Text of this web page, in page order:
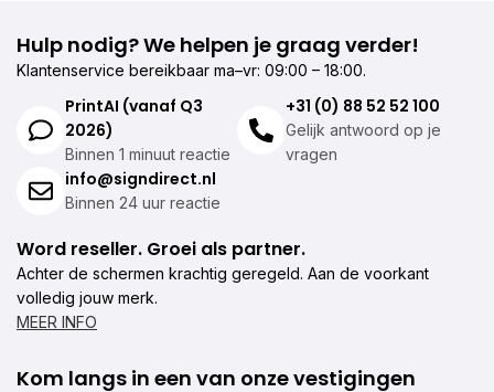
Hulp nodig? We helpen je graag verder!
Klantenservice bereikbaar ma–vr: 09:00 – 18:00.
PrintAI (vanaf Q3
2026)
Binnen 1 minuut reactie
+31 (0) 88 52 52 100
Gelijk antwoord op je
vragen
info@signdirect.nl
Binnen 24 uur reactie
Word reseller. Groei als partner.
Achter de schermen krachtig geregeld. Aan de voorkant
volledig jouw merk.
MEER INFO
Kom langs in een van onze vestigingen